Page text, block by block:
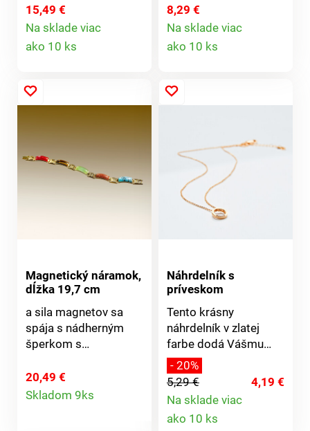
skvelá elegantná
kombinácia.
Náhrdelník s
Zapínanie na
karabínku.
15,49 €
Na sklade viac
ako 10 ks
talizmanom pre
šťastie.
8,29 €
Na sklade viac
ako 10 ks
Magnetický náramok,
dĺžka 19,7 cm
a sila magnetov sa
spája s nádherným
šperkom s
vyžarovaním.
20,49 €
Skladom 9ks
Náhrdelník s
príveskom
Tento krásny
náhrdelník v zlatej
farbe dodá Vášmu
outfitu eleganciu. Hodí
sa pre všedné aj
výnimočné príležitosti
a jeho trblietavé
kamienky určite
- 20%
5,29 €
4,19 €
Na sklade viac
ako 10 ks